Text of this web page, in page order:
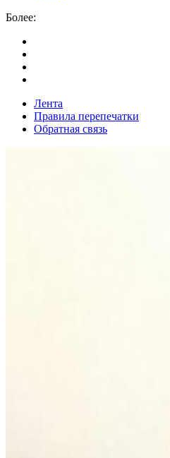
Более:
Лента
Правила перепечатки
Обратная связь